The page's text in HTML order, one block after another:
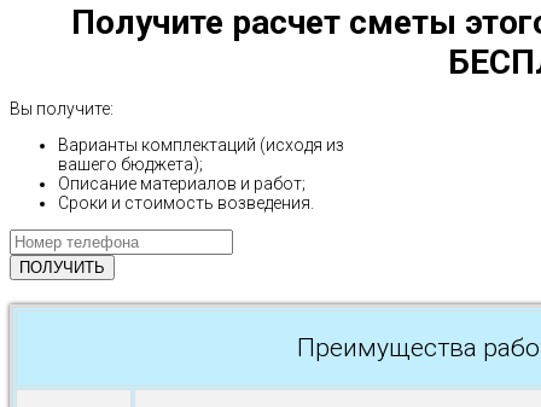
Получите расчет сметы
Вы получите:
Варианты комплектаций (исходя из
вашего бюджета);
Описание материалов и работ;
Сроки и стоимость возведения.
Преимущества